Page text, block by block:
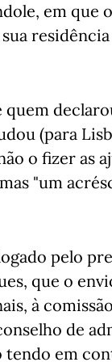
em
quem
(para
o fizer as
"um
pelo
que o
à
de
em